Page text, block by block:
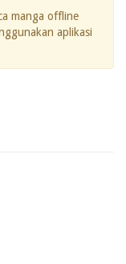
manga offline
aplikasi